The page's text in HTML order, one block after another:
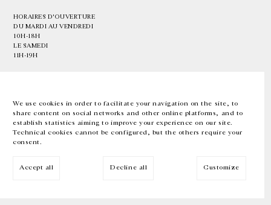
We use cookies in order to facilitate your navigation on the site, to
share content on social networks and other online platforms, and to
establish statistics aiming to improve your experience on our site.
Technical cookies cannot be configured, but the others require your
consent.
Accept all Decline all Customize
HORAIRES D'OUVERTURE
DU MARDI AU VENDREDI
10H-18H
LE SAMEDI
11H-19H
EN FR 中文 Facebook Instagram
Inscrivez-vous à notre newsletter